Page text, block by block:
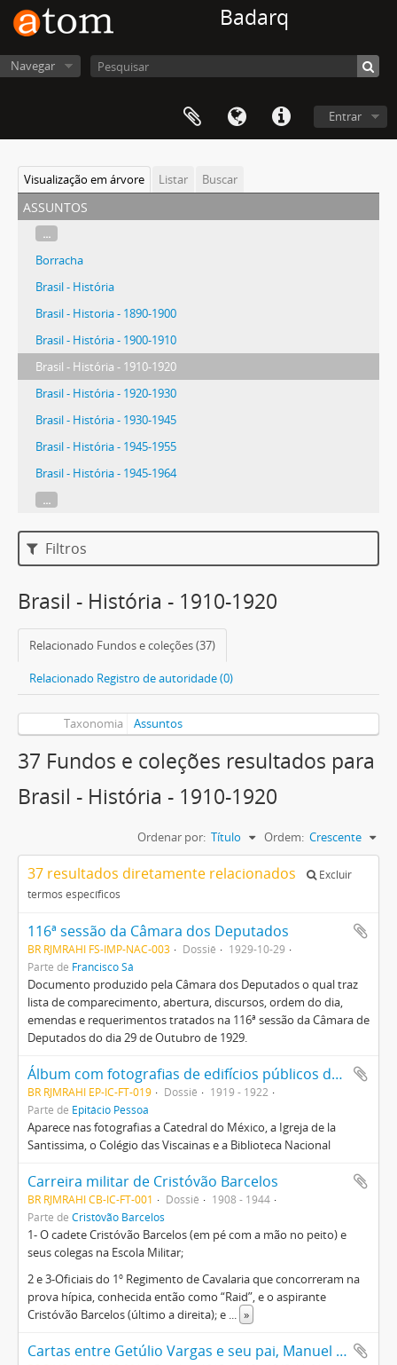
Badarq
Navegar
Entrar
Visualização em árvore Listar Buscar
assuntos
...
Borracha
Brasil - História
Brasil - Historia - 1890-1900
Brasil - História - 1900-1910
Brasil - História - 1910-1920
Brasil - História - 1920-1930
Brasil - História - 1930-1945
Brasil - História - 1945-1955
Brasil - História - 1945-1964
...
Filtros
Brasil - História - 1910-1920
Relacionado Fundos e coleções (37)
Relacionado Registro de autoridade (0)
Taxonomia Assuntos
37 Fundos e coleções resultados para
Brasil - História - 1910-1920
Ordenar por: Título Ordem: Crescente
37 resultados diretamente relacionados
Excluir
termos específicos
116ª sessão da Câmara dos Deputados
BR RJMRAHI FS-IMP-NAC-003 Dossiê
1929-10-29
Parte de Francisco Sá
Documento produzido pela Câmara dos Deputados o qual traz
lista de comparecimento, abertura, discursos, ordem do dia,
emendas e requerimentos tratados na 116ª sessão da Câmara de
Deputados do dia 29 de Outubro de 1929.
Álbum com fotografias de edifícios públicos do México oferecido ao Presidente Epitácio Pessoa pela Universidade Nacional do México/Secretaria de Educação Pública
BR RJMRAHI EP-IC-FT-019 Dossiê
1919 - 1922
Parte de Epitácio Pessoa
Aparece nas fotografias a Catedral do México, a Igreja de la
Santissima, o Colégio das Viscainas e a Biblioteca Nacional
Carreira militar de Cristóvão Barcelos
BR RJMRAHI CB-IC-FT-001 Dossiê
1908 - 1944
Parte de Cristóvão Barcelos
1- O cadete Cristóvão Barcelos (em pé com a mão no peito) e
seus colegas na Escola Militar;
2 e 3-Oficiais do 1º Regimento de Cavalaria que concorreram na
prova hípica, conhecida então como “Raid”, e o aspirante
Cristóvão Barcelos (último a direita); e ... »
Cartas entre Getúlio Vargas e seu pai, Manuel do Nascimento Vargas, sobre assuntos pessoais, contendo comentários sobre o apoio do Brasil aos EUA durante a 2º Guerra Mundial